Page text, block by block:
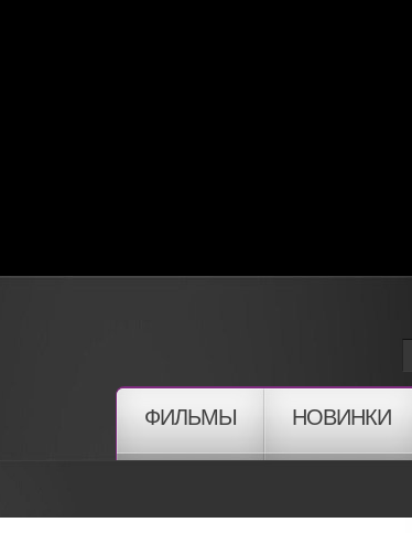
ФИЛЬМЫ НОВИНКИ